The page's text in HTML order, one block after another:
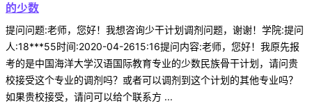
的少数
提问问题:老师，您好！我想咨询少干计划调剂问题，谢谢！学院:提问
人:18***55时间:2020-04-2615:16提问内容:老师，您好！我原先报
考的是中国海洋大学汉语国际教育专业的少数民族骨干计划，请问贵
校接受这个专业的调剂吗？或者可以调剂到这个计划的其他专业吗？
如果贵校接受，请问可以给个联系方 ...